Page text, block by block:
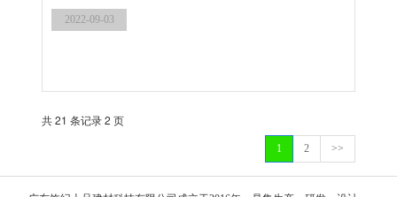
GRG材料报价为什么需要CAD图纸呢？
2022-09-03
共 21 条记录 2 页
1 2 >>